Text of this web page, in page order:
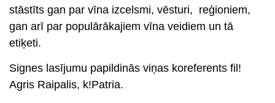
stāstīts gan par vīna izcelsmi, vēsturi, reģioniem,
gan arī par populārākajiem vīna veidiem un tā
etiķeti.
Signes lasījumu papildinās viņas koreferents fil!
Agris Raipalis, k!Patria.